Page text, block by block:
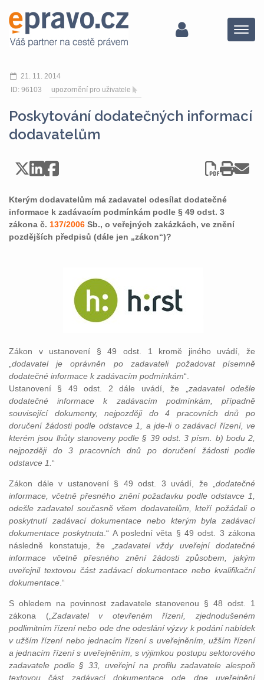
Menu
21. 11. 2014
ID: 96103
upozornění pro uživatele
Poskytování dodatečných informací
dodavatelům
Kterým dodavatelům má zadavatel odesílat dodatečné
informace k zadávacím podmínkám podle § 49 odst. 3
zákona č. 137/2006 Sb., o veřejných zakázkách, ve znění
pozdějších předpisů (dále jen „zákon“)?
Zákon v ustanovení § 49 odst. 1 kromě jiného uvádí, že
dodavatel je oprávněn po zadavateli požadovat písemně
dodatečné informace k zadávacím podmínkám“.
Ustanovení § 49 odst. 2 dále uvádí, že „ zadavatel odešle
dodatečné informace k zadávacím podmínkám, případně
související dokumenty, nejpozději do 4 pracovních dnů po
doručení žádosti podle odstavce 1, a jde-li o zadávací řízení, ve
kterém jsou lhůty stanoveny podle § 39 odst. 3 písm. b) bodu 2,
nejpozději do 3 pracovních dnů po doručení žádosti podle
odstavce 1. “
Zákon dále v ustanovení § 49 odst. 3 uvádí, že „ dodatečné
informace, včetně přesného znění požadavku podle odstavce 1,
odešle zadavatel současně všem dodavatelům, kteří požádali o
poskytnutí zadávací dokumentace nebo kterým byla zadávací
dokumentace poskytnuta .“ A poslední věta § 49 odst. 3 zákona
následně konstatuje, že „ zadavatel vždy uveřejní dodatečné
informace včetně přesného znění žádosti způsobem, jakým
uveřejnil textovou část zadávací dokumentace nebo kvalifikační
dokumentace .“
S ohledem na povinnost zadavatele stanovenou § 48 odst. 1
zákona („ Zadavatel v otevřeném řízení, zjednodušeném
podlimitním řízení nebo ode dne odeslání výzvy k podání nabídek
v užším řízení nebo jednacím řízení s uveřejněním, užším řízení
a jednacím řízení s uveřejněním, s výjimkou postupu sektorového
zadavatele podle § 33, uveřejní na profilu zadavatele alespoň
textovou část zadávací dokumentace ode dne uveřejnění